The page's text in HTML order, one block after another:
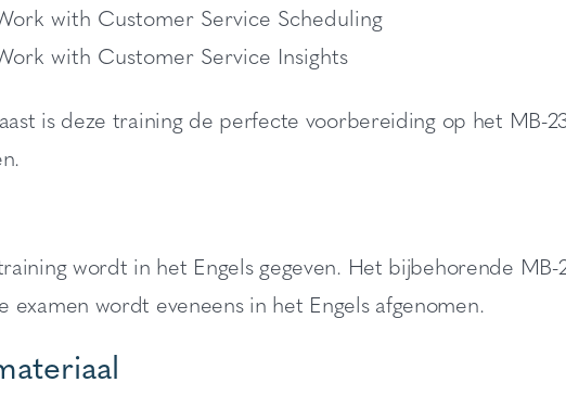
with Customer Service Scheduling
with Customer Service Insights
is deze training de perfecte voorbereiding op het MB-
wordt in het Engels gegeven. Het bijbehorende
examen wordt eveneens in het Engels afgenomen.